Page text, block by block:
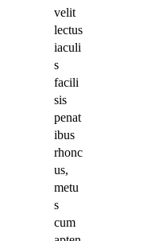
velit
lectus
iaculi
s
facili
sis
penat
ibus
rhonc
us,
metu
s
cum